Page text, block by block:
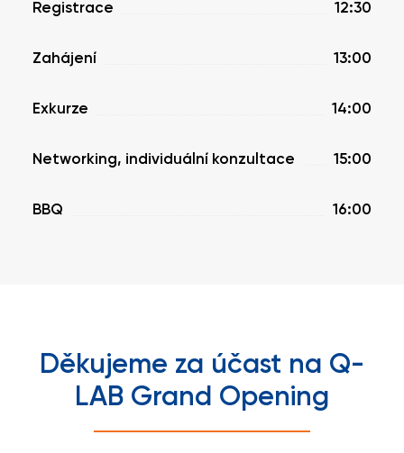
Registrace 12:30
Zahájení 13:00
Exkurze 14:00
Networking, individuální konzultace 15:00
BBQ 16:00
Děkujeme za účast na Q-
LAB Grand Opening